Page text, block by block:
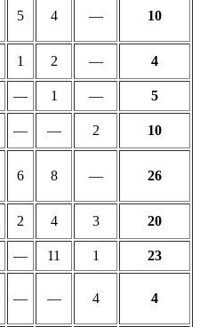
5 4 — 10
1 2 — 4
— 1 —
5
— — 2
10
6 8 — 26
2 4 3 20
— 11 1
23
— — 4 4